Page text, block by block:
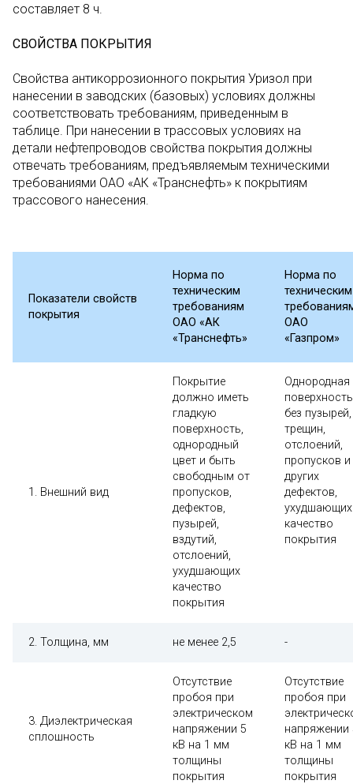
составляет 8 ч.
СВОЙСТВА ПОКРЫТИЯ
Свойства антикоррозионного покрытия Уризол при
нанесении в заводских (базовых) условиях должны
соответствовать требованиям, приведенным в
таблице. При нанесении в трассовых условиях на
детали нефтепроводов свойства покрытия должны
отвечать требованиям, предъявляемым техническими
требованиями ОАО «АК «Транснефть» к покрытиям
трассового нанесения.
Показатели свойств
покрытия
Норма по
техническим
требованиям
ОАО «АК
«Транснефть»
Норма по
техническим
ОАО
«Газпром»
1. Внешний вид
Покрытие
должно иметь
гладкую
поверхность,
однородный
цвет и быть
свободным от
пропусков,
дефектов,
пузырей,
вздутий,
отслоений,
ухудшающих
качество
покрытия
Однородная
поверхность
без пузырей,
трещин,
отслоений,
пропусков и
других
дефектов,
ухудшающих
качество
покрытия
2. Толщина, мм не менее 2,5 -
3. Диэлектрическая
сплошность
Отсутствие
пробоя при
электрическом
напряжении 5
кВ на 1 мм
толщины
покрытия
Отсутствие
пробоя при
напряжении
кВ на 1 мм
толщины
покрытия